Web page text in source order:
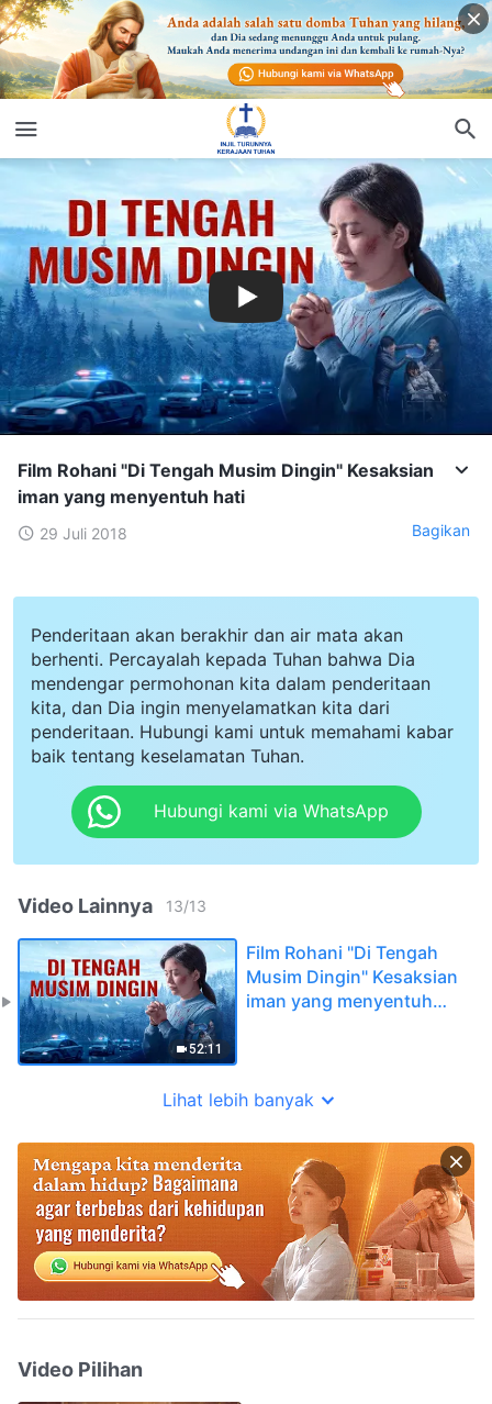
Film Rohani "Di Tengah Musim Dingin" Kesaksian
iman yang menyentuh hati
29 Juli 2018 Bagikan
Penderitaan akan berakhir dan air mata akan
berhenti. Percayalah kepada Tuhan bahwa Dia
mendengar permohonan kita dalam penderitaan
kita, dan Dia ingin menyelamatkan kita dari
penderitaan. Hubungi kami untuk memahami kabar
baik tentang keselamatan Tuhan.
Hubungi kami via WhatsApp
Video Lainnya 13/13
52:11
Film Rohani "Di Tengah
Musim Dingin" Kesaksian
iman yang menyentuh
Lihat lebih banyak
Video Pilihan